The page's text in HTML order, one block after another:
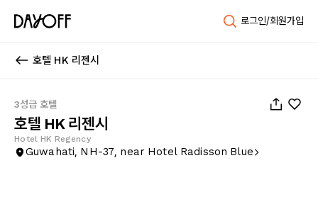
로그인/회원가입
호텔 HK 리젠시
3성급 호텔
호텔 HK 리젠시
Hotel HK Regency
Guwahati, NH-37, near Hotel Radisson Blue